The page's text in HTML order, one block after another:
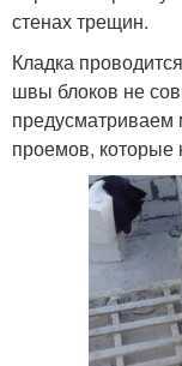
стенах трещин.
Кладка
швы блоков не
проемов, которые